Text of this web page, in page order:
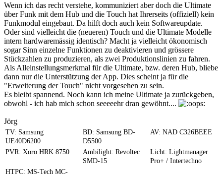
Wenn ich das recht verstehe, kommuniziert aber doch die Ultimate
über Funk mit dem Hub und die Touch hat Ihrerseits (offiziell) kein
Funkmodul eingebaut. Da hilft doch auch kein Softwareupdate.
Oder sind vielleicht die (neueren) Touch und die Ultimate Modelle
intern hardwaremässig identisch? Macht ja vielleicht ökonomisch
sogar Sinn einzelne Funktionen zu deaktivieren und grössere
Stückzahlen zu produzieren, als zwei Produktionslinien zu fahren.
Als Alleinstellungsmerkmal für die Ultimate, bzw. deren Hub, bliebe
dann nur die Unterstützung der App. Dies scheint ja für die
"Erweiterung der Touch" nicht vorgesehen zu sein.
Es bleibt spannend. Noch kann ich meine Ultimate ja zurückgeben,
obwohl - ich hab mich schon seeeeehr dran gewöhnt....
Jörg
TV: Samsung
UE40D6200
BD: Samsung BD-
D5500
AV: NAD C326BEEE
PVR: Xoro HRK 8750
Ambilight: Revoltec
SMD-15
Licht: Lightmanager
Pro+ / Intertechno
HTPC: MS-Tech MC-